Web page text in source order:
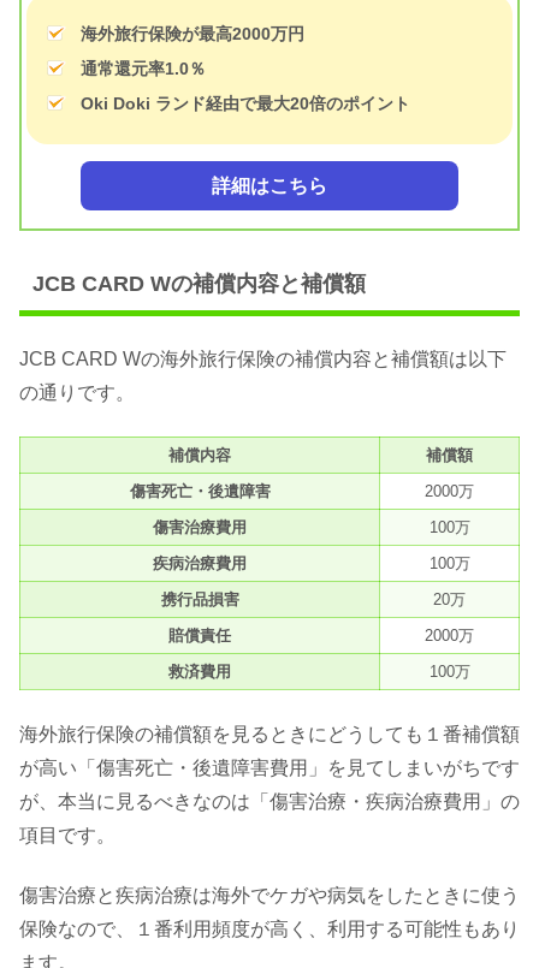
海外旅行保険が最高2000万円
通常還元率1.0％
Oki Doki ランド経由で最大20倍のポイント
詳細はこちら
JCB CARD Wの補償内容と補償額
JCB CARD Wの海外旅行保険の補償内容と補償額は以下
の通りです。
補償内容
補償額
傷害死亡・後遺障害
2000万
傷害治療費用
100万
疾病治療費用
100万
携行品損害
20万
賠償責任
2000万
救済費用
100万
海外旅行保険の補償額を見るときにどうしても１番補償額
が高い「傷害死亡・後遺障害費用」を見てしまいがちです
が、本当に見るべきなのは「傷害治療・疾病治療費用」の
項目です。
傷害治療と疾病治療は海外でケガや病気をしたときに使う
保険なので、１番利用頻度が高く、利用する可能性もあり
ます。